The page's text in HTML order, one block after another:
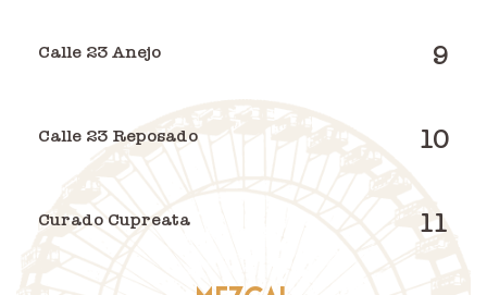
Calle 23 Anejo 9
Calle 23 Reposado 10
Curado Cupreata 11